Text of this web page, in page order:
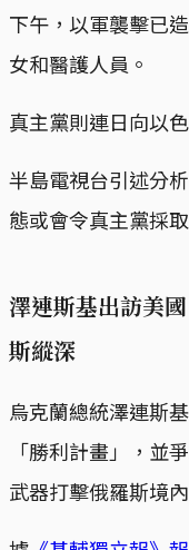
下午，以軍襲擊已
女和醫護人員。
真主黨則連日向以
半島電視台引述分
態或會令真主黨採
澤連斯基出訪美
斯縱深
烏克蘭總統澤連斯
「勝利計畫」，並
武器打擊俄羅斯境